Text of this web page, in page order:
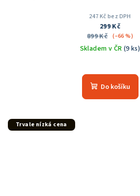
247 Kč bez DPH
299 Kč
899 Kč (–66 %)
Skladem v ČR (9 ks)
Do košíku
Trvale nízká cena